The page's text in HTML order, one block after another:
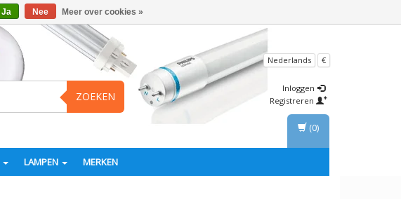
ZOEKEN
Nederlands €
Inloggen
Registreren
LAMPEN MERKEN
(0)
Ja Nee Meer over cookies »